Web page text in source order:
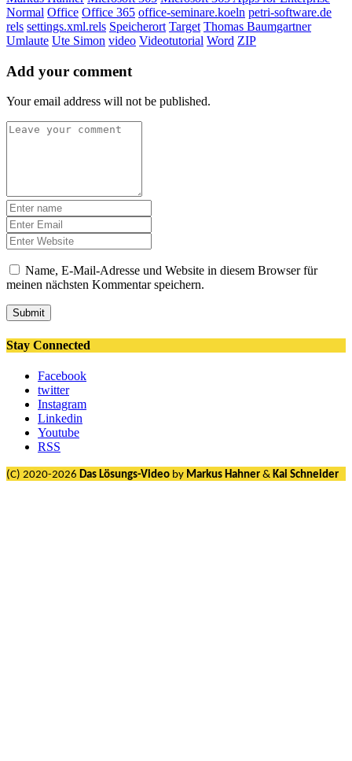
Normal Office Office 365 office-seminare.koeln petri-software.de
rels settings.xml.rels Speicherort Target Thomas Baumgartner
Umlaute Ute Simon video Videotutorial Word ZIP
Add your comment
Your email address will not be published.
Name, E-Mail-Adresse und Website in diesem Browser für
meinen nächsten Kommentar speichern.
Submit
Stay Connected
Facebook
twitter
Instagram
Linkedin
Youtube
RSS
(C) 2020-2026 Das Lösungs-Video by Markus Hahner & Kai Schneider